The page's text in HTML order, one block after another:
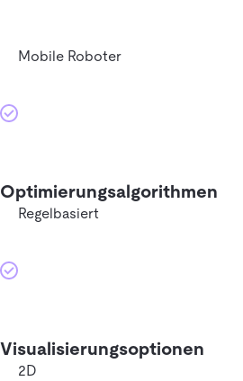
Mobile Roboter
Optimierungsalgorithmen
Regelbasiert
Visualisierungsoptionen
2D